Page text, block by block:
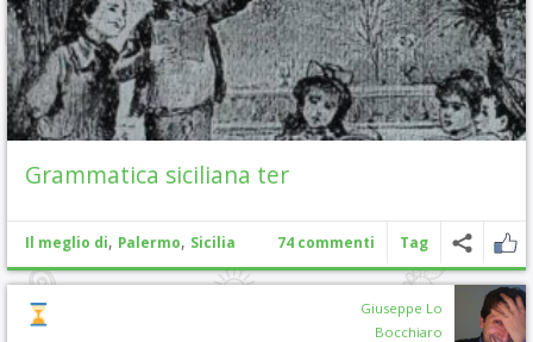
Grammatica siciliana ter
Il meglio di, Palermo, Sicilia 74 commenti Tag
Giuseppe Lo
Bocchiaro